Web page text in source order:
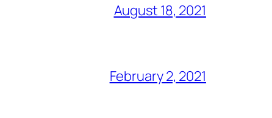
August 18, 2021
February 2, 2021